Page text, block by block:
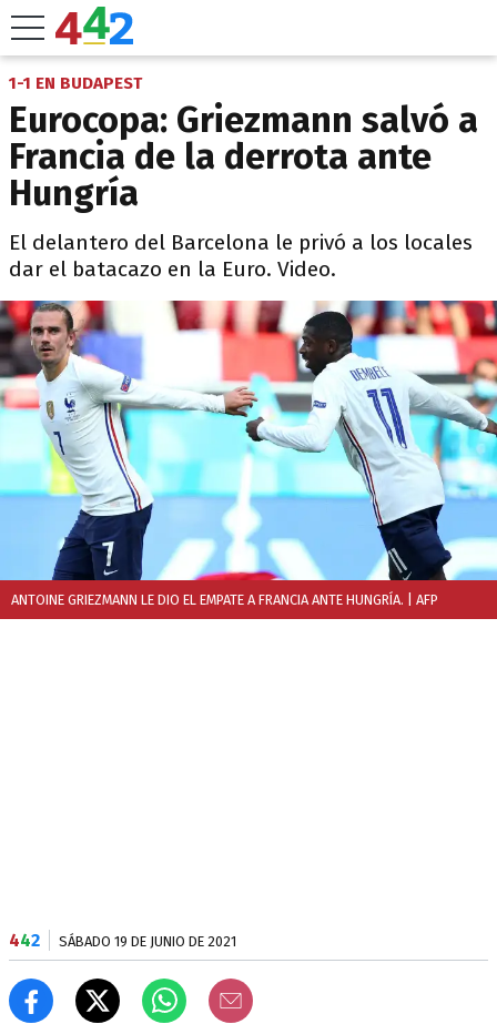
1-1 EN BUDAPEST
Eurocopa: Griezmann salvó a
Francia de la derrota ante
Hungría
El delantero del Barcelona le privó a los locales
dar el batacazo en la Euro. Video.
ANTOINE GRIEZMANN LE DIO EL EMPATE A FRANCIA ANTE HUNGRÍA. | AFP
442 SÁBADO 19 DE JUNIO DE 2021